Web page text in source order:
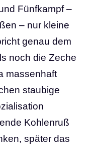
Fünfkampf –
– nur kleine
genau dem
noch die Zeche
massenhaft
staubige
Kohlenruß
später das